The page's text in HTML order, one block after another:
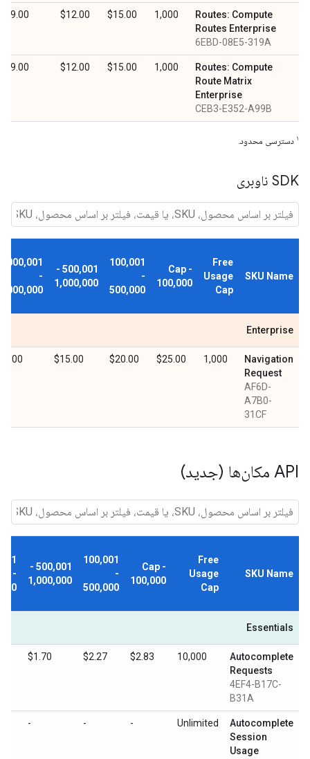
Routes: Compute
Routes Enterprise
6EBD-08E5-319A
1,000
$15.00
$12.00
$9.00
Routes: Compute
Route Matrix
Enterprise
CEB3-E352-A99B
1,000
$15.00
$12.00
$9.00
۱ دسترسی محدود.
SDK ناوبری
SKU Name
Free
Usage
Cap
Cap -
100,000
100,001
-
500,000
500,001 -
1,000,000
-
Enterprise
Navigation
Request
AF6D-
A7B0-
31CF
1,000
$25.00
$20.00
$15.00
API مکان‌ها (جدید)
SKU Name
Free
Usage
Cap
Cap -
100,000
100,001
-
500,000
500,001 -
1,000,000
-
Essentials
Autocomplete
Requests
4EF4-B17C-
B31A
10,000
$2.83
$2.27
$1.70
Autocomplete
Session
Usage
Unlimited
-
-
-